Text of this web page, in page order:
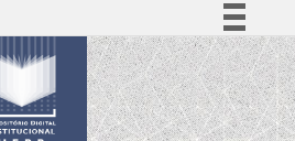
Simplifique!
Comunica BR
Participe